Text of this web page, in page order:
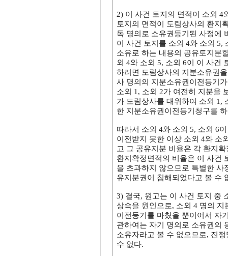
2) 이 사건 토지의 면적이 소외 4
토지의 면적이 도림상사의 환지
독 명의로 소유권등기된 사정에
이 사건 토지를 소외 4와 소외 5,
소유로 하는 내용의 공유토지분
외 4와 소외 5, 소외 6이 이 사건
하려면 도림상사의 지분소유권
사 명의의 지분소유권이전등기
소외 1, 소외 2가 여전히 지분을
가 도림상사를 대위하여 소외 1,
한 지분소유권이전등기청구를
따라서 소외 4와 소외 5, 소외 6
이전받지 못한 이상 소외 4와 소
고 그 공유지분 비율은 각 환지
환지확정면적의 비율은 이 사건
을 초과하지 않으므로 특별한 사
유지분권이 침해되었다고 볼 수
3) 결국, 원고는 이 사건 토지 중
상속을 원인으로, 소외 4 명의 지
이전등기를 마쳤을 뿐이어서 자
관하여는 자기 명의로 소유권의
소유자라고 볼 수 없으므로, 진
수 없다.